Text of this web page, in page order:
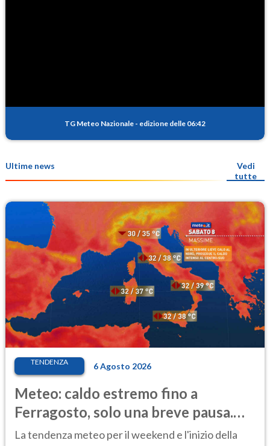
TG Meteo Nazionale - edizione delle 06:42
Ultime news
Vedi
tutte
TENDENZA 6 Agosto 2026
Meteo: caldo estremo fino a
Ferragosto, solo una breve pausa.
Ecco dove
La tendenza meteo per il weekend e l'inizio della